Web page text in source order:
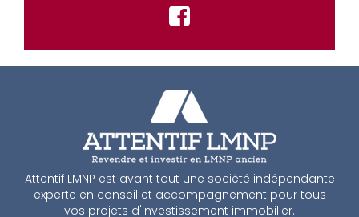
Attentif LMNP est avant tout une société indépendante
experte en conseil et accompagnement pour tous
vos projets d'investissement immobilier.